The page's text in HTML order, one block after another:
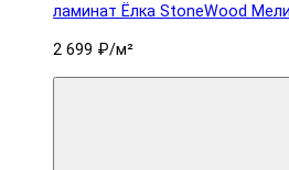
ламинат Ëлка StoneWood
2 699 ₽/м²